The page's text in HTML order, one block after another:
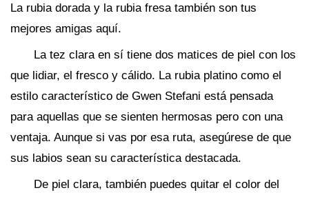
La rubia dorada y la rubia fresa también son tus
mejores amigas aquí.
La tez clara en sí tiene dos matices de piel con los
que lidiar, el fresco y cálido. La rubia platino como el
estilo característico de Gwen Stefani está pensada
para aquellas que se sienten hermosas pero con una
ventaja. Aunque si vas por esa ruta, asegúrese de que
sus labios sean su característica destacada.
De piel clara, también puedes quitar el color del